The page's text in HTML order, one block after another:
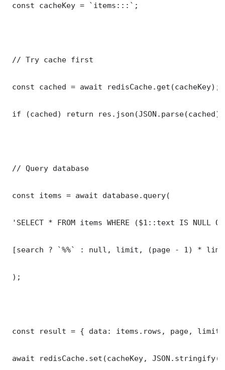
const cacheKey = `items:::`;
// Try cache first
const cached = await redisCache.get(cacheKey);
if (cached) return
// Query database
const items = await database.query(
'SELECT * FROM items WHERE ($1::text IS NULL
[search ? `%%` : null, limit, (page - 1) *
);
const result = { data: items.rows, page,
await redisCache.set(cacheKey,